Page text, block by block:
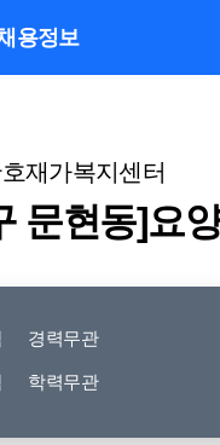
용정보
재가복지센터
문현동]요
경력무관
학력무관